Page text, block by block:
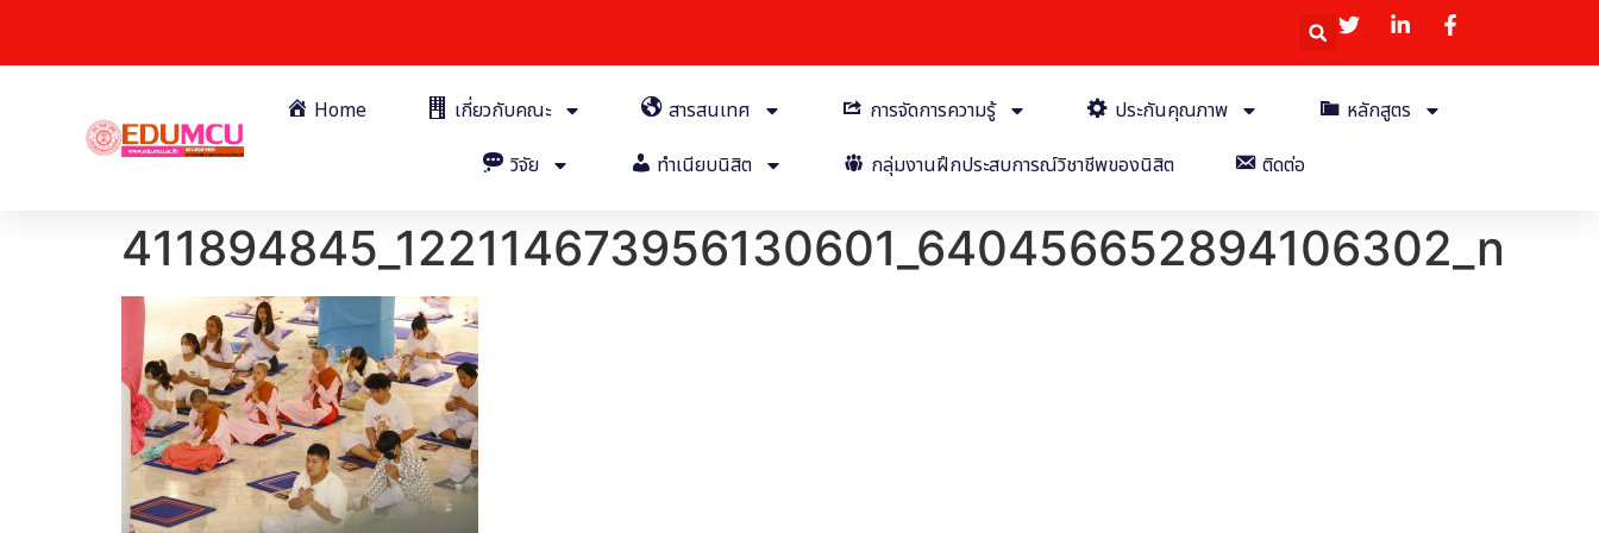
Home เกี่ยวกับคณะ สารสนเทศ การจัดการความรู้ ประกันคุณภาพ
หลักสูตร
วิจัย
ทำเนียบนิสิต กลุ่มงานฝึกประสบการณ์วิชาชีพของนิสิต ติดต่อ
411894845_122114673956130601_640456652894106302_n